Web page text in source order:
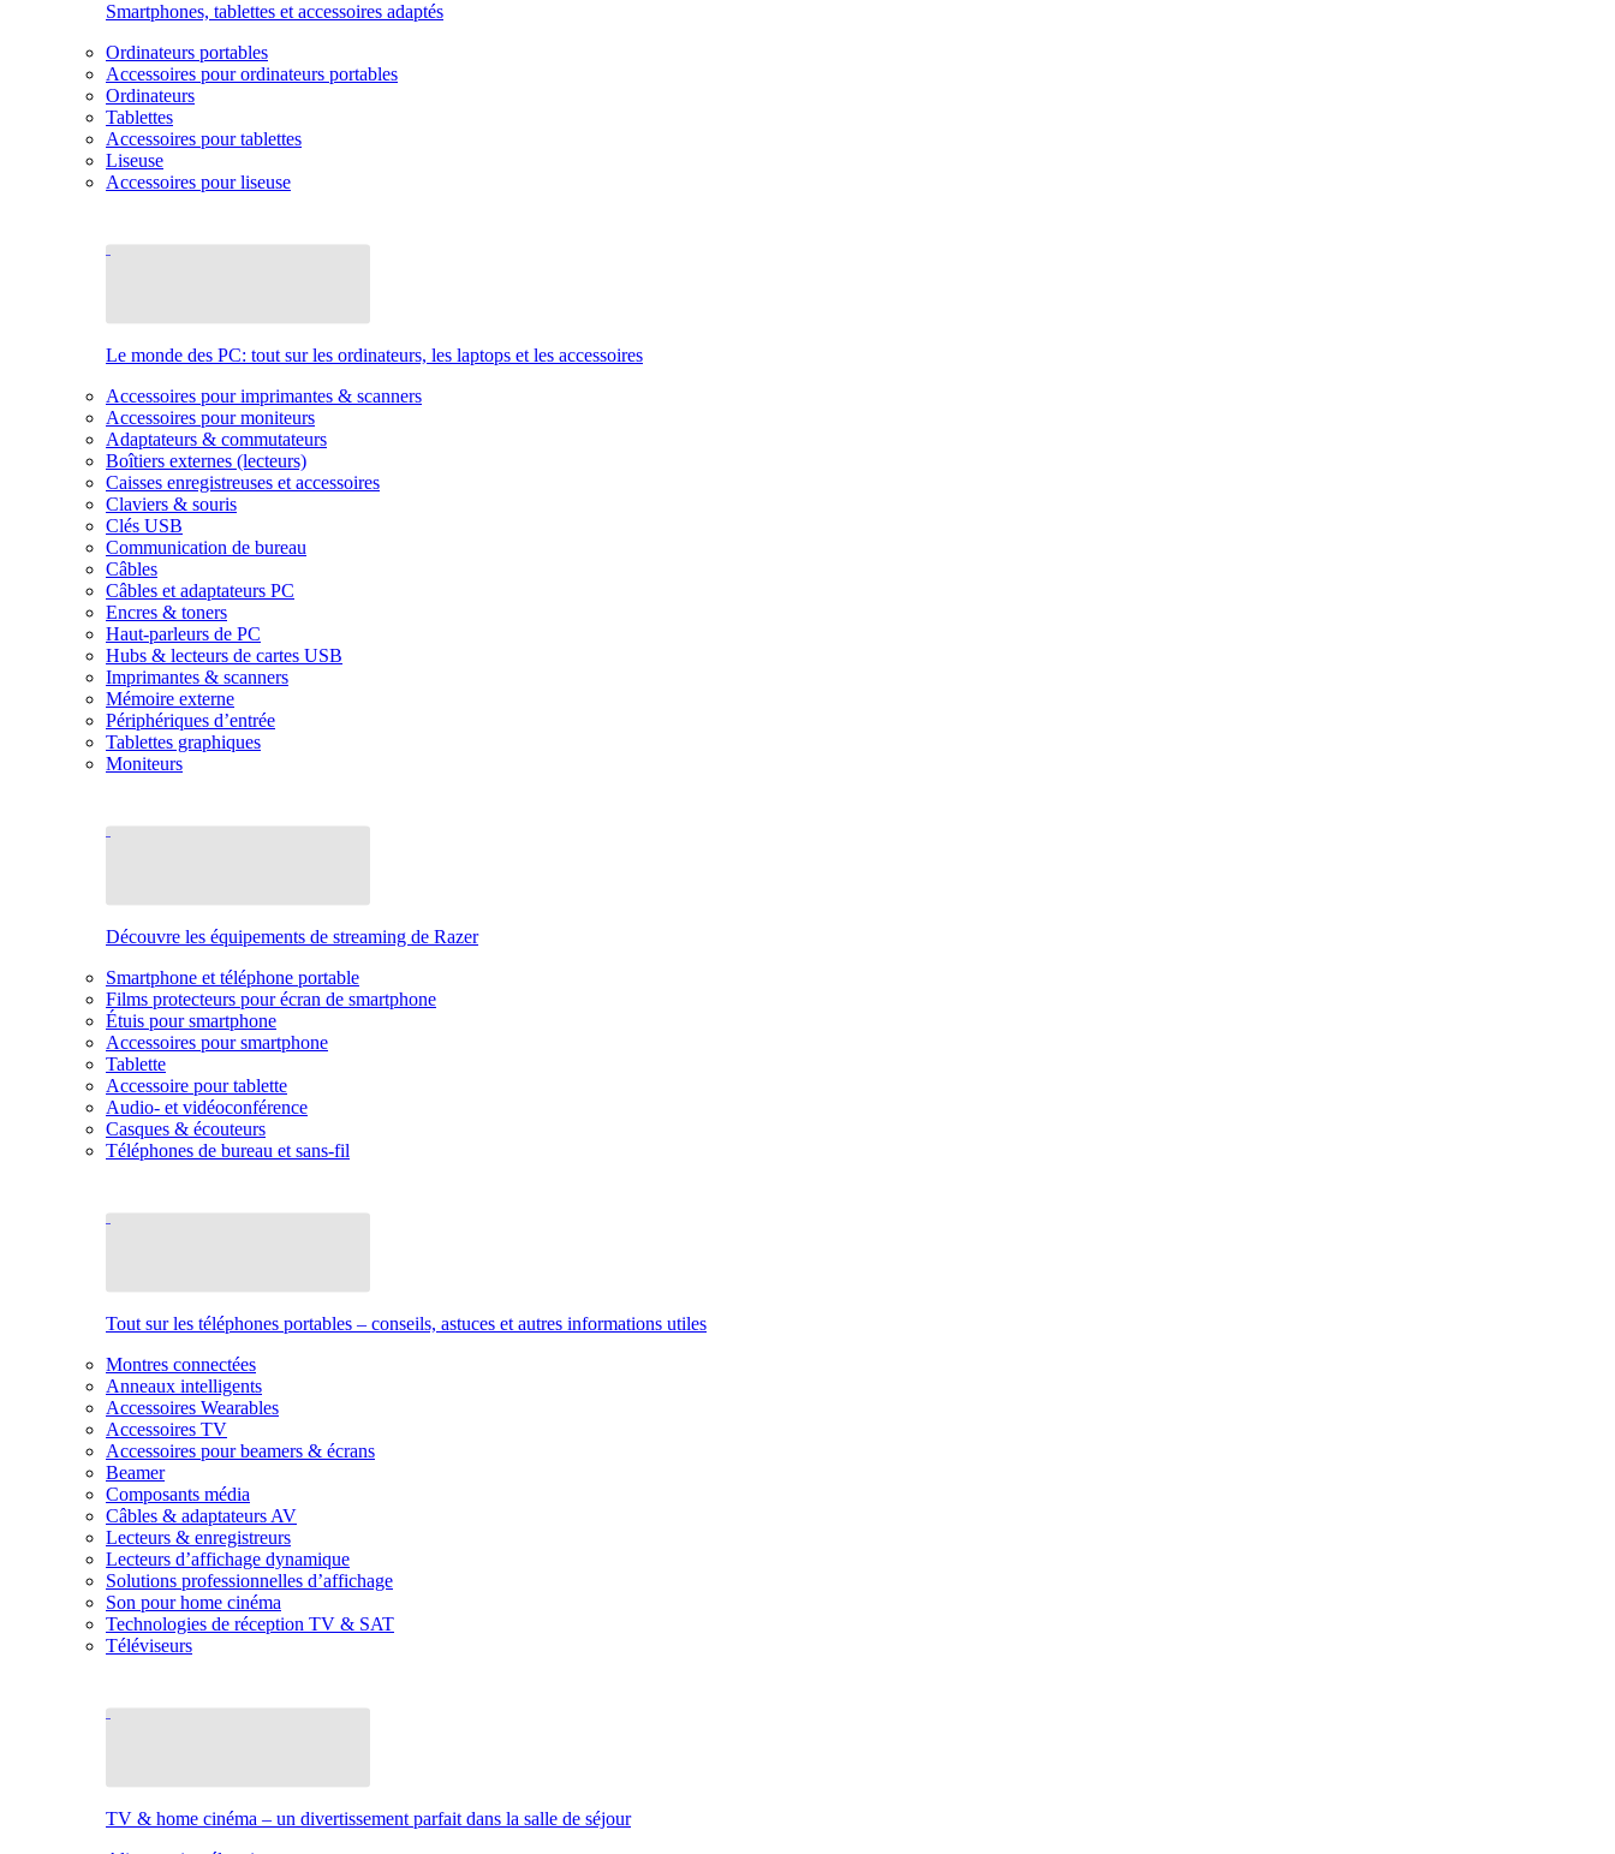
Smartphones, tablettes et accessoires adaptés
Ordinateurs portables
Accessoires pour ordinateurs portables
Ordinateurs
Tablettes
Accessoires pour tablettes
Liseuse
Accessoires pour liseuse
Le monde des PC: tout sur les ordinateurs, les laptops et les accessoires
Accessoires pour imprimantes & scanners
Accessoires pour moniteurs
Adaptateurs & commutateurs
Boîtiers externes (lecteurs)
Caisses enregistreuses et accessoires
Claviers & souris
Clés USB
Communication de bureau
Câbles
Câbles et adaptateurs PC
Encres & toners
Haut-parleurs de PC
Hubs & lecteurs de cartes USB
Imprimantes & scanners
Mémoire externe
Périphériques d’entrée
Tablettes graphiques
Moniteurs
Découvre les équipements de streaming de Razer
Smartphone et téléphone portable
Films protecteurs pour écran de smartphone
Étuis pour smartphone
Accessoires pour smartphone
Tablette
Accessoire pour tablette
Audio- et vidéoconférence
Casques & écouteurs
Téléphones de bureau et sans-fil
Tout sur les téléphones portables – conseils, astuces et autres informations utiles
Montres connectées
Anneaux intelligents
Accessoires Wearables
Accessoires TV
Accessoires pour beamers & écrans
Beamer
Composants média
Câbles & adaptateurs AV
Lecteurs & enregistreurs
Lecteurs d’affichage dynamique
Solutions professionnelles d’affichage
Son pour home cinéma
Technologies de réception TV & SAT
Téléviseurs
TV & home cinéma – un divertissement parfait dans la salle de séjour